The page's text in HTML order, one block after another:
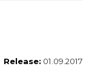
Release: 01.09.2017